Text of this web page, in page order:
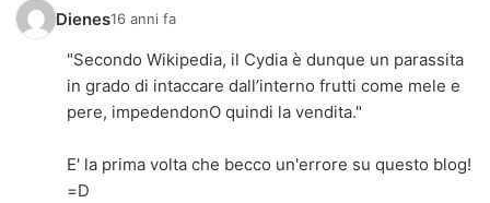
Dienes16 anni fa
"Secondo Wikipedia, il Cydia è dunque un parassita
in grado di intaccare dall’interno frutti come mele e
pere, impedendonO quindi la vendita."
E' la prima volta che becco un'errore su questo blog!
=D